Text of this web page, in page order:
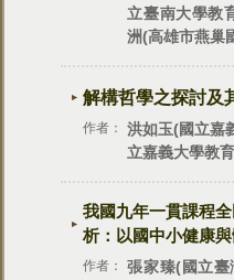
立臺南大學教
洲(高雄市燕巢
解構哲學之探討及
作者：
洪如玉(國立嘉
立嘉義大學教
我國九年一貫課程
析：以國中小健康
作者：
張家臻(國立臺